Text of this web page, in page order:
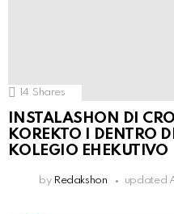
14 Shares
INSTALASHON DI
KOREKTO I DENTRO
KOLEGIO EHEKUTIVO
by Redakshon updated